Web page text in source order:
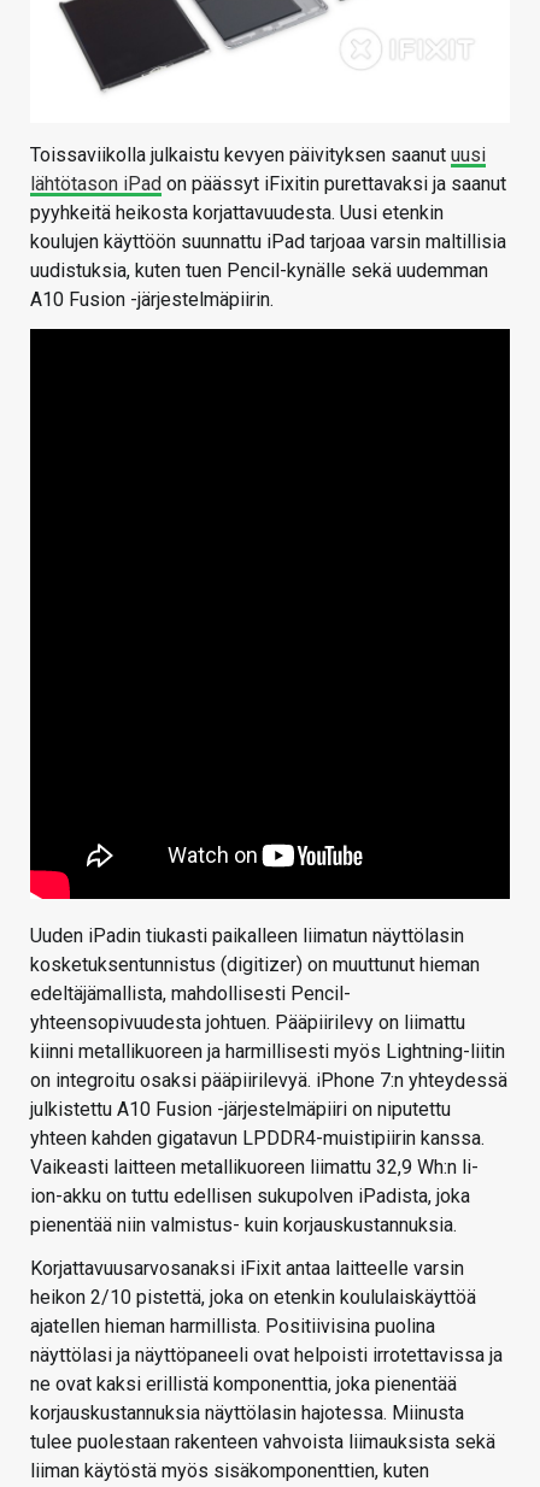
Toissaviikolla julkaistu kevyen päivityksen saanut uusi
lähtötason iPad on päässyt iFixitin purettavaksi ja saanut
pyyhkeitä heikosta korjattavuudesta. Uusi etenkin
koulujen käyttöön suunnattu iPad tarjoaa varsin maltillisia
uudistuksia, kuten tuen Pencil-kynälle sekä uudemman
A10 Fusion -järjestelmäpiirin.
Uuden iPadin tiukasti paikalleen liimatun näyttölasin
kosketuksentunnistus (digitizer) on muuttunut hieman
edeltäjämallista, mahdollisesti Pencil-
yhteensopivuudesta johtuen. Pääpiirilevy on liimattu
kiinni metallikuoreen ja harmillisesti myös Lightning-liitin
on integroitu osaksi pääpiirilevyä. iPhone 7:n yhteydessä
julkistettu A10 Fusion -järjestelmäpiiri on niputettu
yhteen kahden gigatavun LPDDR4-muistipiirin kanssa.
Vaikeasti laitteen metallikuoreen liimattu 32,9 Wh:n li-
ion-akku on tuttu edellisen sukupolven iPadista, joka
pienentää niin valmistus- kuin korjauskustannuksia.
Korjattavuusarvosanaksi iFixit antaa laitteelle varsin
heikon 2/10 pistettä, joka on etenkin koululaiskäyttöä
ajatellen hieman harmillista. Positiivisina puolina
näyttölasi ja näyttöpaneeli ovat helpoisti irrotettavissa ja
ne ovat kaksi erillistä komponenttia, joka pienentää
korjauskustannuksia näyttölasin hajotessa. Miinusta
tulee puolestaan rakenteen vahvoista liimauksista sekä
liiman käytöstä myös sisäkomponenttien, kuten